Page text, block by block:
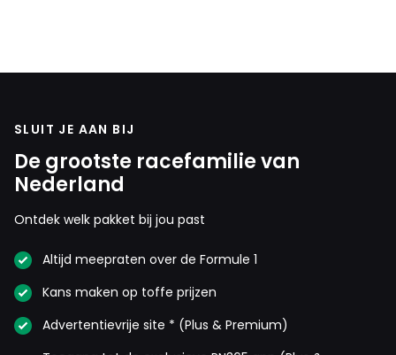
SLUIT JE AAN BIJ
De grootste racefamilie van
Nederland
Ontdek welk pakket bij jou past
Altijd meepraten over de Formule 1
Kans maken op toffe prijzen
Advertentievrije site * (Plus & Premium)